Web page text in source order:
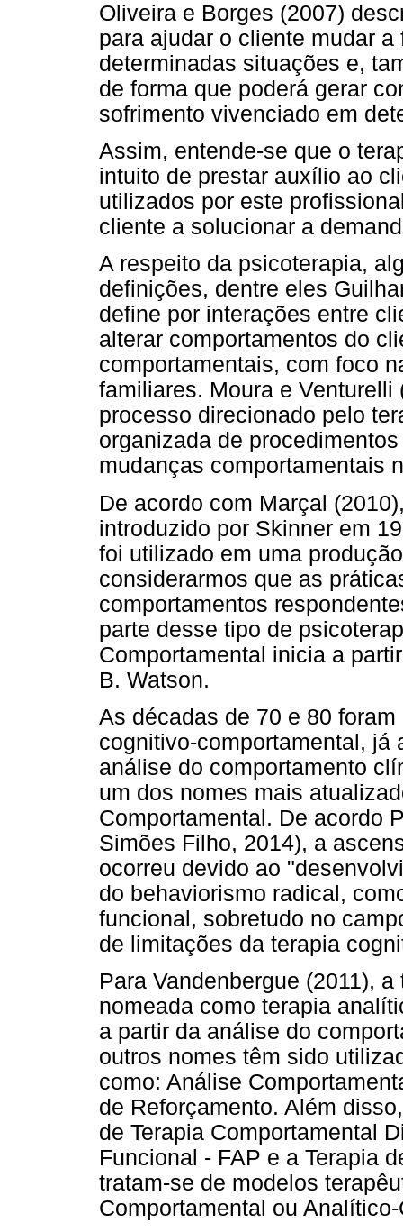
Oliveira e Borges (2007)
para ajudar o cliente mudar
determinadas situações e,
de forma que poderá gerar
sofrimento vivenciado em
Assim, entende-se que o
intuito de prestar auxílio ao
utilizados por este
cliente a solucionar a
A respeito da psicoterapia,
definições, dentre eles
define por interações entre
alterar comportamentos do
comportamentais, com foco
familiares. Moura e
processo direcionado pelo
organizada de
mudanças comportamentais
De acordo com Marçal
introduzido por Skinner em
foi utilizado em uma
considerarmos que as
comportamentos
parte desse tipo de
Comportamental inicia a
B. Watson.
As décadas de 70 e 80
cognitivo-comportamental, já
análise do comportamento
um dos nomes mais
Comportamental. De acordo
Simões Filho, 2014), a
ocorreu devido ao
do behaviorismo radical,
funcional, sobretudo no
de limitações da terapia
Para Vandenbergue (2011),
nomeada como terapia
a partir da análise do
outros nomes têm sido
como: Análise
de Reforçamento. Além
de Terapia Comportamental
Funcional - FAP e a Terapia
tratam-se de modelos
Comportamental ou